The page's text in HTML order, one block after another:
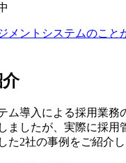
メントシステムのこと
ム導入による採用業務
ましたが、実際に採用
た2社の事例をご紹介し